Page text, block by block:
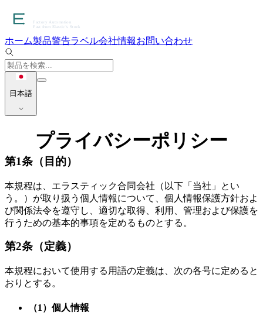
ホーム製品警告ラベル会社情報お問い合わせ
日本語
プライバシーポリシー
第1条（目的）
本規程は、エラスティック合同会社（以下「当社」とい
う。）が取り扱う個人情報について、個人情報保護方針およ
び関係法令を遵守し、適切な取得、利用、管理および保護を
行うための基本的事項を定めるものとする。
第2条（定義）
本規程において使用する用語の定義は、次の各号に定めると
おりとする。
（1）個人情報